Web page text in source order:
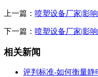
上一篇： 喷塑设备厂家|影
下一篇： 喷塑设备厂家|影
相关新闻
评判标准-如何衡量静